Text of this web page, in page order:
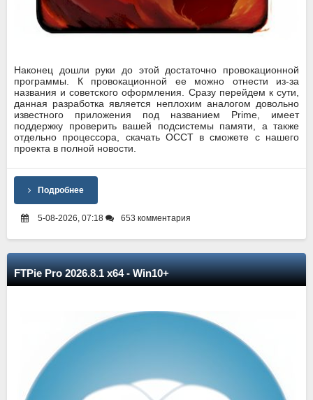
Наконец дошли руки до этой достаточно провокационной
программы. К провокационной ее можно отнести из-за
названия и советского оформления. Сразу перейдем к сути,
данная разработка является неплохим аналогом довольно
известного приложения под названием Prime, имеет
поддержку проверить вашей подсистемы памяти, а также
отдельно процессора, скачать OCCT в сможете с нашего
проекта в полной новости.
Подробнее
5-08-2026, 07:18 653 комментария
FTPie Pro 2026.8.1 x64 - Win10+